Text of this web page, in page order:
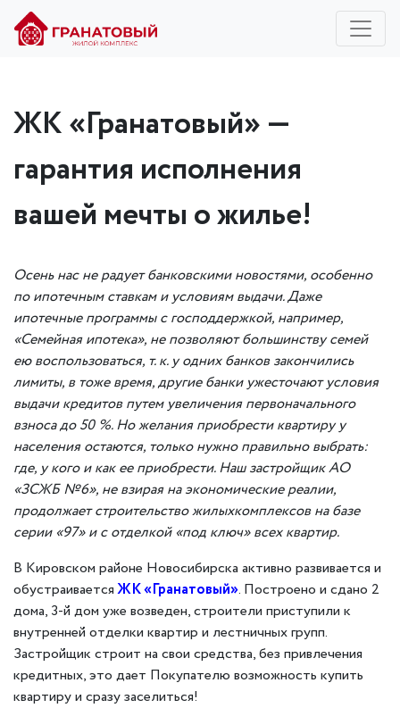
ЖК «Гранатовый» —
гарантия исполнения
вашей мечты о жилье!
Осень нас не радует банковскими новостями, особенно
по ипотечным ставкам и условиям выдачи. Даже
ипотечные программыс господдержкой, например,
«Семейная ипотека», не позволяют большинству семей
ею воспользоваться, т. к. у одних банков закончились
лимиты, в тоже время,другие банки ужесточают условия
выдачи кредитов путем увеличения первоначального
взноса до 50 %.Но желанияприобрести квартиру у
населения остаются, только нужно правильно выбрать:
где, у кого и как ее приобрести. Наш застройщик АО
«ЗСЖБ №6», не взирая на экономические реалии,
продолжает строительствожилыхкомплексов на базе
серии «97»и с отделкой «под ключ»всех квартир.
В Кировском районе Новосибирска активно развивается и
обустраиваетсяЖК «Гранатовый». Построено и сдано 2
дома, 3-й дом уже возведен, строители приступили к
внутренней отделки квартир и лестничных групп.
Застройщик строит на свои средства, без привлечения
кредитных, это дает Покупателю возможность купить
квартиру и сразу заселиться!